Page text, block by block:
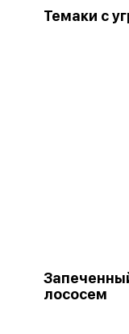
Темаки с
лососем